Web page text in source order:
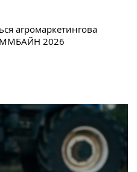
агромаркетингова
2026